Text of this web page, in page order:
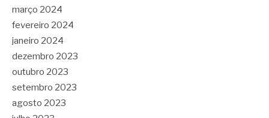
março 2024
fevereiro 2024
janeiro 2024
dezembro 2023
outubro 2023
setembro 2023
agosto 2023